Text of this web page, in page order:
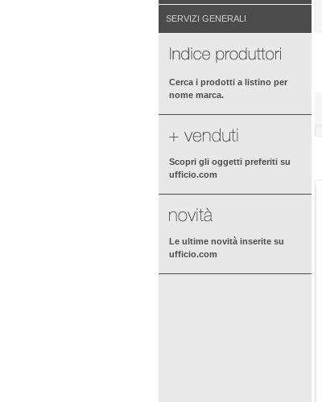
SERVIZI GENERALI
Cerca i prodotti a listino per
nome marca.
Scopri gli oggetti preferiti su
ufficio.com
Le ultime novità inserite su
ufficio.com